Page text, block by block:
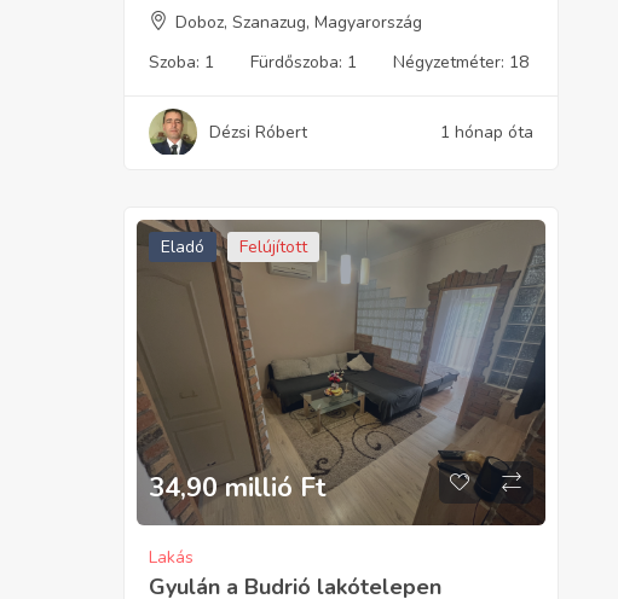
Doboz, Szanazug, Magyarország
Szoba: 1 Fürdőszoba: 1 Négyzetméter: 18
Dézsi Róbert 1 hónap óta
Eladó Felújított
34,90 millió Ft
Lakás
Gyulán a Budrió lakótelepen